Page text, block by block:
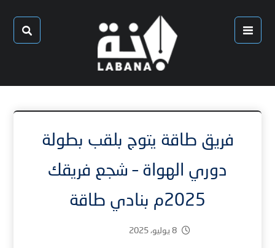
فريق طاقة يتوج بلقب بطولة
دوري الهواة – شجع فريقك
2025م بنادي طاقة
8 يوليو، 2025